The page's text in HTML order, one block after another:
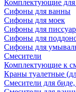
Комплектующие
Сифоны для ванны
Сифоны для моек
Сифоны для
Сифоны для
Сифоны для
Смесители
Комплектующие к
Краны туалетные
Смесители для